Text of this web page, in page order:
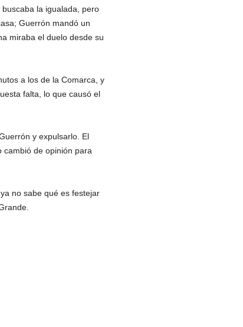
la igualada, pero
Guerrón mandó un
miraba el duelo desde su
a los de la Comarca, y
falta, lo que causó el
y expulsarlo. El
cambió de opinión para
no sabe qué es festejar